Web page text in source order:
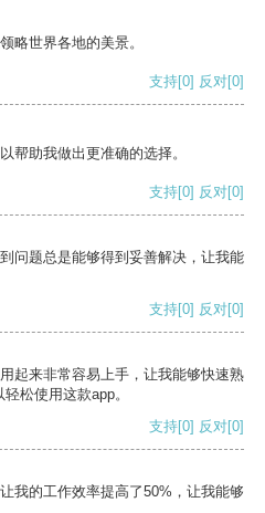
略世界各地的美景。
支持[0] 反对[0]
帮助我做出更准确的选择。
支持[0] 反对[0]
问题总是能够得到妥善解决，让我能
支持[0] 反对[0]
起来非常容易上手，让我能够快速熟
松使用这款app。
支持[0] 反对[0]
我的工作效率提高了50%，让我能够